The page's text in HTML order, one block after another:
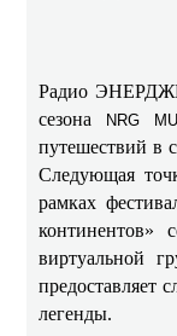
Радио ЭНЕРДЖИ
сезона
NRG
путешествий в
Следующая
рамках
континентов»
виртуальной
предоставляет
легенды.